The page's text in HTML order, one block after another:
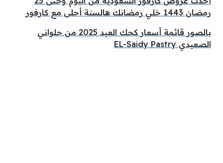
رمضان 1443 خلي رمضانك هالسنة أحلى مع كارفور
بالصور قائمة أسعار كحك العيد 2025 من حلواني
الصعيدي EL-Saidy Pastry